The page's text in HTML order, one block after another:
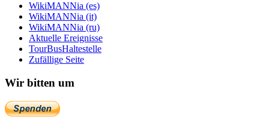
WikiMANNia (es)
WikiMANNia (it)
WikiMANNia (ru)
Aktuelle Ereignisse
TourBusHaltestelle
Zufällige Seite
Wir bitten um